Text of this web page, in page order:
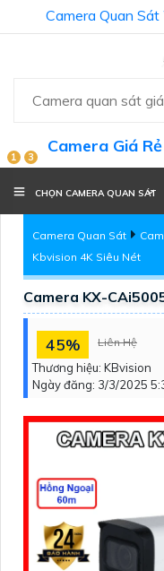
Camera Quan
1 3
Camera Giá Rẻ
CHỌN CAMERA QUAN SÁT
Camera Quan Sát
Kbvision 4K Siêu Nét
Camera KX-
45% Liên Hệ
Thương hiệu: KBvision
Ngày đăng: 3/3/2025